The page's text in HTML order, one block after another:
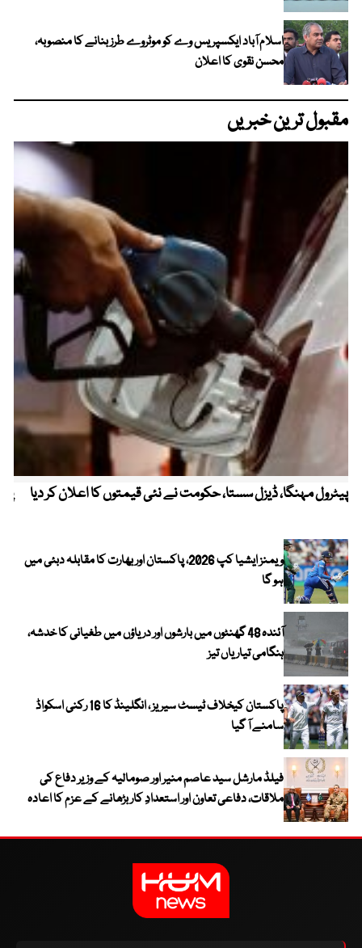
اسلام آباد ایکسپریس وے کو موٹروے طرز بنانے کا منصوبہ،
محسن نقوی کا اعلان
مقبول ترین خبریں
پیٹرول مہنگا، ڈیزل سستا، حکومت نے نئی قیمتوں کا اعلان کر دیا
ویمنز ایشیا کپ 2026، پاکستان اور بھارت کا مقابلہ دبئی میں
ہو گا
آئندہ 48 گھنٹوں میں بارشوں اور دریاؤں میں طغیانی کا خدشہ،
ہنگامی تیاریاں تیز
پاکستان کیخلاف ٹیسٹ سیریز ، انگلینڈ کا 16 رکنی اسکواڈ
سامنے آ گیا
فیلڈ مارشل سید عاصم منیر اور صومالیہ کے وزیر دفاع کی
ملاقات، دفاعی تعاون اور استعدادِ کار بڑھانے کے عزم کا اعادہ